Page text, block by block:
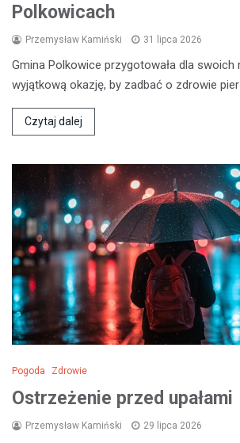
Polkowicach
Przemysław Kamiński 31 lipca 2026
Gmina Polkowice przygotowała dla swoich
wyjątkową okazję, by zadbać o zdrowie
Czytaj dalej
Pogoda Zdrowie
Ostrzeżenie przed upałami
Przemysław Kamiński 29 lipca 2026